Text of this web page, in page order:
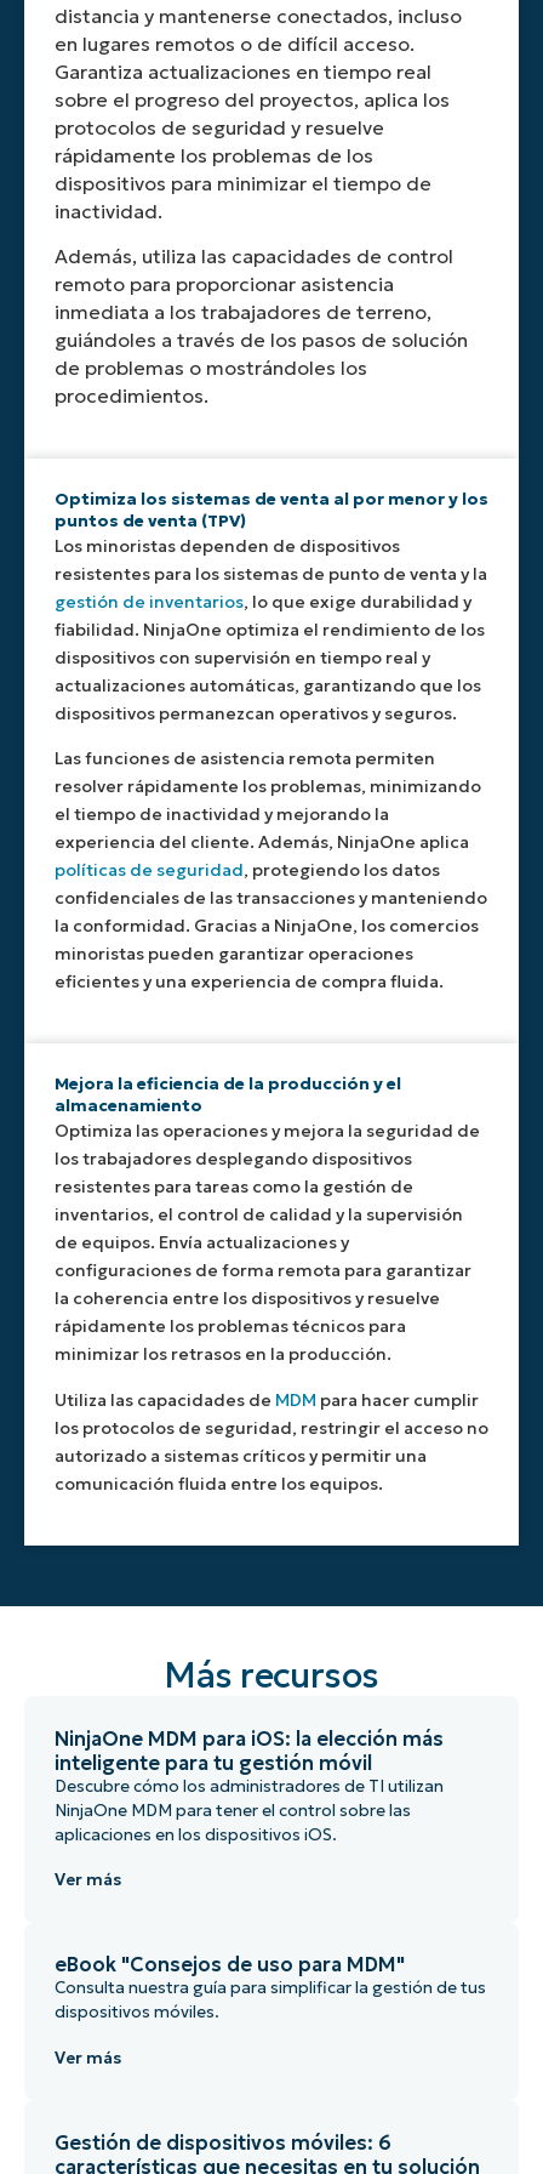
para
un
mantenimiento
proactivo.
la
protección
de
datos
el
cumplimiento
de
la
aplicaciones
para
garantizar
que
los
dispositivos
estén
siempre
y
garantizando
un
funcionamiento
continuo.
y
distancia y mantenerse conectados, incluso
en lugares remotos o de difícil acceso.
Garantiza actualizaciones en tiempo real
sobre el progreso del proyectos, aplica los
protocolos de seguridad y resuelve
rápidamente los problemas de los
dispositivos para minimizar el tiempo de
inactividad.
Además, utiliza las capacidades de control
remoto para proporcionar asistencia
inmediata a los trabajadores de terreno,
guiándoles a través de los pasos de solución
de problemas o mostrándoles los
procedimientos.
Optimiza los sistemas de venta al por menor y los
puntos de venta (TPV)
Los minoristas dependen de dispositivos
resistentes para los sistemas de punto de venta y la
gestión de inventarios, lo que exige durabilidad y
fiabilidad. NinjaOne optimiza el rendimiento de los
dispositivos con supervisión en tiempo real y
actualizaciones automáticas, garantizando que los
dispositivos permanezcan operativos y seguros.
Las funciones de asistencia remota permiten
resolver rápidamente los problemas, minimizando
el tiempo de inactividad y mejorando la
experiencia del cliente. Además, NinjaOne aplica
políticas de seguridad, protegiendo los datos
confidenciales de las transacciones y manteniendo
la conformidad. Gracias a NinjaOne, los comercios
minoristas pueden garantizar operaciones
eficientes y una experiencia de compra fluida.
Mejora la eficiencia de la producción y el
almacenamiento
Optimiza las operaciones y mejora la seguridad de
los trabajadores desplegando dispositivos
resistentes para tareas como la gestión de
inventarios, el control de calidad y la supervisión
de equipos. Envía actualizaciones y
configuraciones de forma remota para garantizar
la coherencia entre los dispositivos y resuelve
rápidamente los problemas técnicos para
minimizar los retrasos en la producción.
Utiliza las capacidades de MDM para hacer cumplir
los protocolos de seguridad, restringir el acceso no
autorizado a sistemas críticos y permitir una
comunicación fluida entre los equipos.
Más recursos
NinjaOne MDM para iOS: la elección más
inteligente para tu gestión móvil
Descubre cómo los administradores de TI utilizan
NinjaOne MDM para tener el control sobre las
aplicaciones en los dispositivos iOS.
Ver más
eBook "Consejos de uso para MDM"
Consulta nuestra guía para simplificar la gestión de tus
dispositivos móviles.
Ver más
Gestión de dispositivos móviles: 6
características que necesitas en tu solución